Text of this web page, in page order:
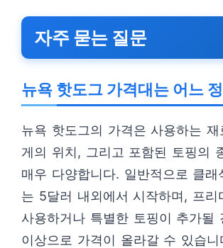
자주 묻는 질문
뉴욕 핫도그 가격대는 어느
뉴욕 핫도그의 가격은 사용하는
게의 위치, 그리고 포함된 토핑의
매우 다양합니다. 일반적으로 클래
는 5달러 내외에서 시작하며, 프리
사용하거나 특별한 토핑이 추가될
이상으로 가격이 올라갈 수 있습니